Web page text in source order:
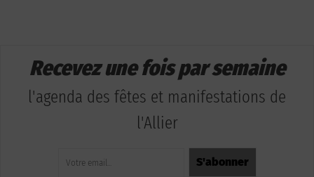
Recevez une fois par semaine
l'agenda des fêtes et manifestations de
l'Allier